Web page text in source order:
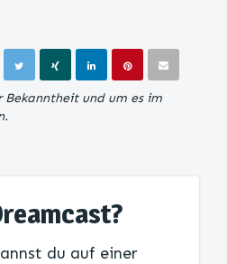
Bekanntheit und um es im
du auf einer